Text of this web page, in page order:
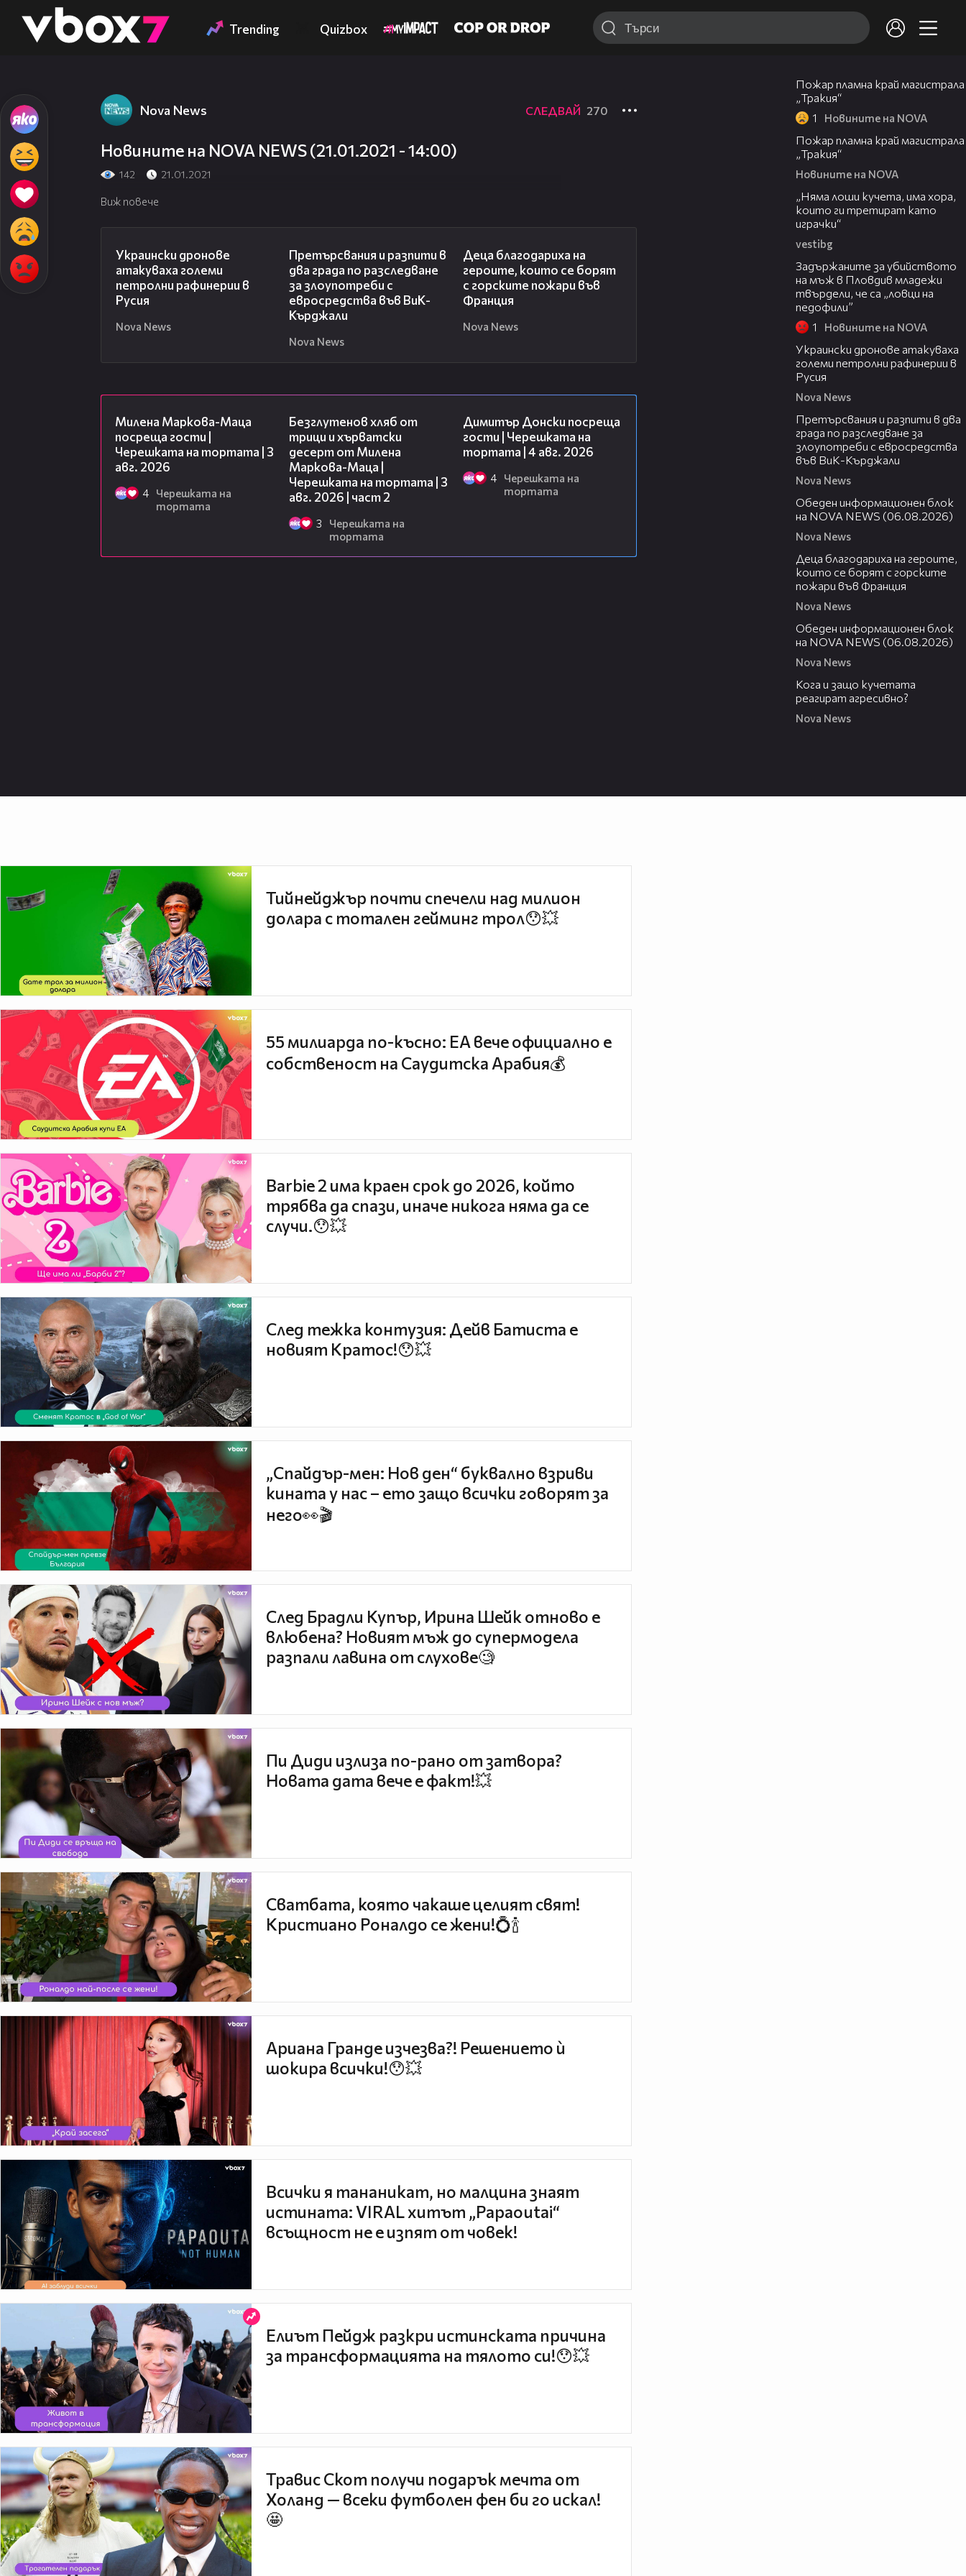
👾 Trending Quizbox
Nova News СЛЕДВАЙ 270
Новините на NOVA NEWS (21.01.2021 - 14:00)
142 21.01.2021
Виж повече
Украински дронове
атакуваха големи
петролни рафинерии в
Русия
Nova News
Претърсвания и разпити в
два града по разследване
за злоупотреби с
евросредства във ВиК-
Кърджали
Nova News
Деца благодариха на
героите, които се борят
с горските пожари във
Франция
Nova News
Милена Маркова-Маца
посреща гости |
Черешката на тортата | 3
авг. 2026
4
Черешката на
тортата
Безглутенов хляб от
трици и хърватски
десерт от Милена
Маркова-Маца |
Черешката на тортата | 3
авг. 2026 | част 2
3
Черешката на
тортата
Димитър Донски посреща
гости | Черешката на
тортата | 4 авг. 2026
4
Черешката на
тортата
Пожар пламна край магистрала
„Тракия“
1 Новините на NOVA
Пожар пламна край магистрала
„Тракия“
Новините на NOVA
„Няма лоши кучета, има хора,
които ги третират като
играчки“
vestibg
Задържаните за убийството
на мъж в Пловдив младежи
твърдели, че са „ловци на
педофили”
1 Новините на NOVA
Украински дронове атакуваха
големи петролни рафинерии в
Русия
Nova News
Претърсвания и разпити в два
града по разследване за
злоупотреби с евросредства
във ВиК-Кърджали
Nova News
Обеден информационен блок
на NOVA NEWS (06.08.2026)
Nova News
Деца благодариха на героите,
които се борят с горските
пожари във Франция
Nova News
Обеден информационен блок
на NOVA NEWS (06.08.2026)
Nova News
Кога и защо кучетата
реагират агресивно?
Nova News
Тийнейджър почти спечели над милион
долара с тотален гейминг трол😯💥
55 милиарда по-късно: EA вече официално е
собственост на Саудитска Арабия💰
Barbie 2 има краен срок до 2026, който
трябва да спази, иначе никога няма да се
случи.😯💥
След тежка контузия: Дейв Батиста е
новият Кратос!😯💥
„Спайдър-мен: Нов ден“ буквално взриви
кината у нас – ето защо всички говорят за
него👀🎬
След Брадли Купър, Ирина Шейк отново е
влюбена? Новият мъж до супермодела
разпали лавина от слухове🧐
Пи Диди излиза по-рано от затвора?
Новата дата вече е факт!💥
Сватбата, която чакаше целият свят!
Кристиано Роналдо се жени!💍🍾
Ариана Гранде изчезва?! Решението ѝ
шокира всички!😯💥
Всички я тананикат, но малцина знаят
истината: VIRAL хитът „Papaoutai“
всъщност не е изпят от човек!
Елиът Пейдж разкри истинската причина
за трансформацията на тялото си!😯💥
Травис Скот получи подарък мечта от
Холанд — всеки футболен фен би го искал!
🤩